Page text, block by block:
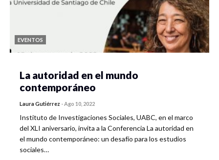
EVENTOS
La autoridad en el mundo
contemporáneo
Laura Gutiérrez -Ago 10, 2022
Instituto de Investigaciones Sociales, UABC, en el marco
del XLI aniversario, invita a la Conferencia La autoridad en
el mundo contemporáneo: un desafío para los estudios
sociales…